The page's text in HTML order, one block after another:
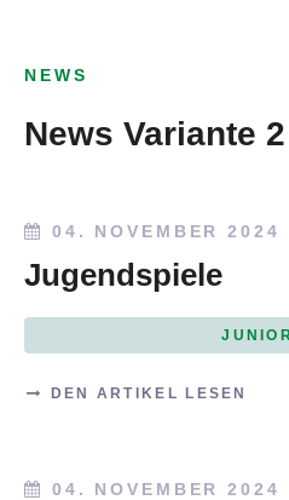
NEWS
News Variante 2
04. NOVEMBER 2024
Jugendspiele
DEN ARTIKEL LESEN
04. NOVEMBER 2024